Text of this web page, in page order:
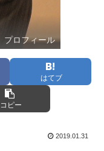
プロフィール
はてブ
コピー
2019.01.31